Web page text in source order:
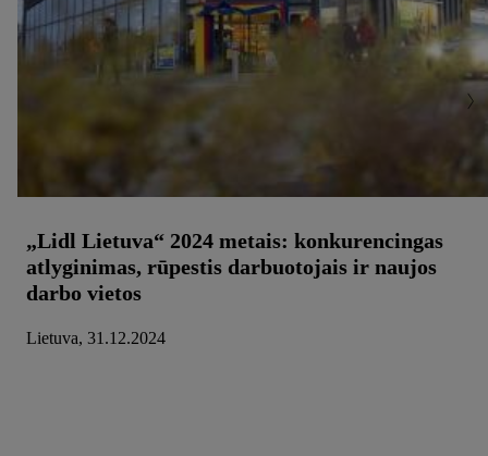
„Lidl Lietuva“ 2024 metais: konkurencingas
atlyginimas, rūpestis darbuotojais ir naujos
darbo vietos
Lietuva, 31.12.2024